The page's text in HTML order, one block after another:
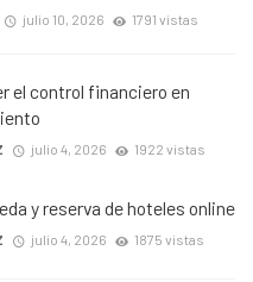
julio 10, 2026 1791 vistas
el control financiero en
julio 4, 2026 1922 vistas
y reserva de hoteles online
julio 4, 2026 1875 vistas